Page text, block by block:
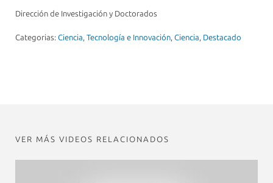
Dirección de Investigación y Doctorados
Categorias: Ciencia, Tecnología e Innovación, Ciencia, Destacado
VER MÁS VIDEOS RELACIONADOS